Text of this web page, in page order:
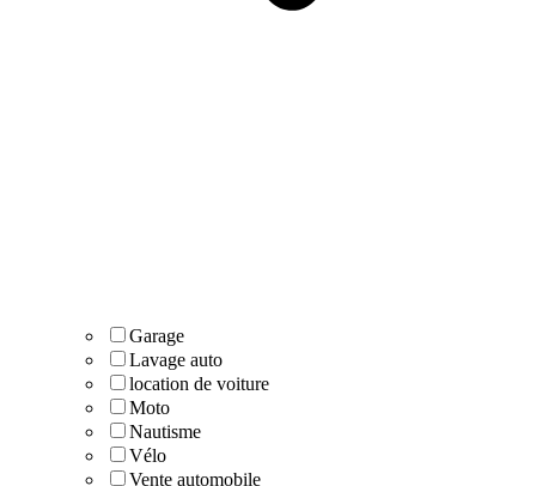
Garage
Lavage auto
location de voiture
Moto
Nautisme
Vélo
Vente automobile